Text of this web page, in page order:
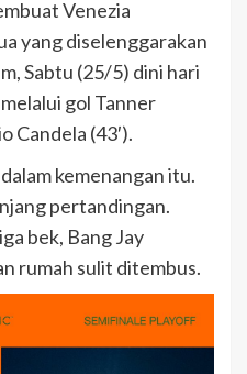
Venezia
yang diselenggarakan
Sabtu (25/5) dini hari
gol Tanner
Candela (43′).
kemenangan itu.
pertandingan.
bek, Bang Jay
rumah sulit ditembus.